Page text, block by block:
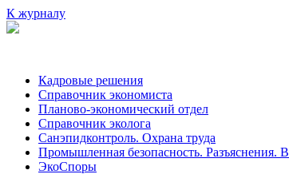
К журналу
Кадровые решения
Справочник экономиста
Планово-экономический отдел
Справочник эколога
Санэпидконтроль. Охрана труда
Промышленная безопасность. Разъяснения.
ЭкоСпоры